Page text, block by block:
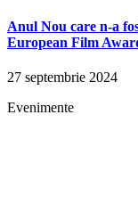
Anul Nou care n-a
European Film
27 septembrie 2024
Evenimente